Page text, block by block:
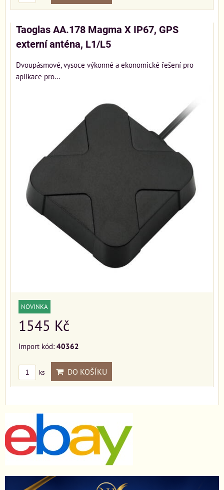
Taoglas AA.178 Magma X IP67, GPS
externí anténa, L1/L5
Dvoupásmové, vysoce výkonné a ekonomické řešení pro
aplikace pro...
NOVINKA
1545 Kč
Import kód: 40362
ks DO KOŠÍKU